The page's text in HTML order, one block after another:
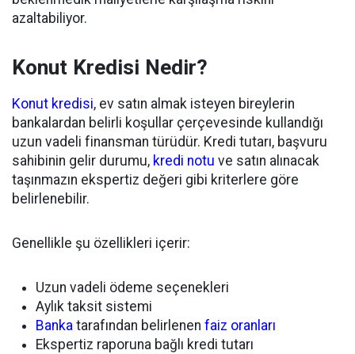
azaltabiliyor.
Konut Kredisi Nedir?
Konut kredisi, ev satın almak isteyen bireylerin
bankalardan belirli koşullar çerçevesinde kullandığı
uzun vadeli finansman türüdür. Kredi tutarı, başvuru
sahibinin gelir durumu, kredi notu ve satın alınacak
taşınmazın ekspertiz değeri gibi kriterlere göre
belirlenebilir.
Genellikle şu özellikleri içerir:
Uzun vadeli ödeme seçenekleri
Aylık taksit sistemi
Banka tarafından belirlenen faiz oranları
Ekspertiz raporuna bağlı kredi tutarı